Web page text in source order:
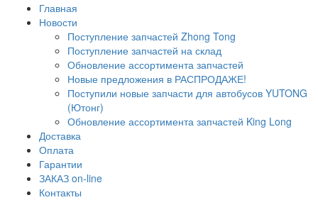
Главная
Новости
Поступление запчастей Zhong Tong
Поступление запчастей на склад
Обновление ассортимента запчастей
Новые предложения в РАСПРОДАЖЕ!
Поступили новые запчасти для автобусов YUTONG
(Ютонг)
Обновление ассортимента запчастей King Long
Доставка
Оплата
Гарантии
ЗАКАЗ on-line
Контакты